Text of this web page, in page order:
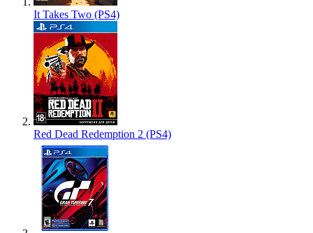
It Takes Two (PS4)
Red Dead Redemption 2 (PS4)